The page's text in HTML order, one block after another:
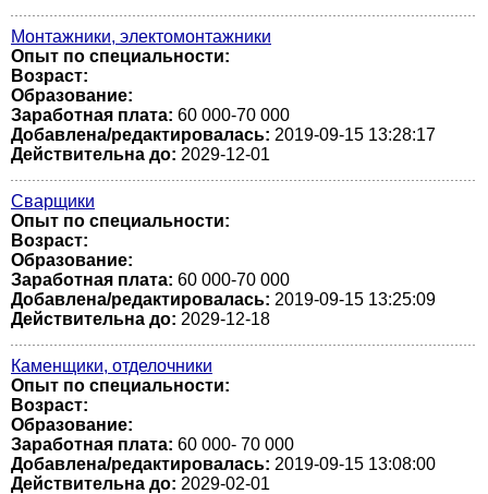
Монтажники, электомонтажники
Опыт по специальности:
Возраст:
Образование:
Заработная плата: 60 000-70 000
Добавлена/редактировалась: 2019-09-15 13:28:17
Действительна до: 2029-12-01
Сварщики
Опыт по специальности:
Возраст:
Образование:
Заработная плата: 60 000-70 000
Добавлена/редактировалась: 2019-09-15 13:25:09
Действительна до: 2029-12-18
Каменщики, отделочники
Опыт по специальности:
Возраст:
Образование:
Заработная плата: 60 000- 70 000
Добавлена/редактировалась: 2019-09-15 13:08:00
Действительна до: 2029-02-01